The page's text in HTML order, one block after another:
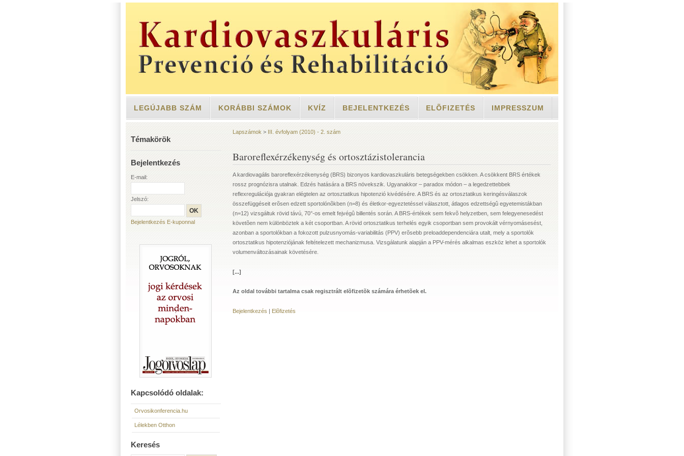
LEGÚJABB SZÁM KORÁBBI SZÁMOK KVÍZ BEJELENTKEZÉS ELÕFIZETÉS IMPRESSZUM
Témakörök
Bejelentkezés
E-mail:
Jelszó:
Bejelentkezés E-kuponnal
Kapcsolódó oldalak:
Orvosikonferencia.hu
Lélekben Otthon
Keresés
Lapszámok > III. évfolyam (2010) - 2. szám
Baroreflexérzékenység és ortosztázistolerancia
A kardiovagális baroreflexérzékenység (BRS) bizonyos kardiovaszkuláris betegségekben csökken. A csökkent BRS értékek
rossz prognózisra utalnak. Edzés hatására a BRS növekszik. Ugyanakkor – paradox módon – a legedzettebbek
reflexregulációja gyakran elégtelen az ortosztatikus hipotenzió kivédésére. A BRS és az ortosztatikus keringésválaszok
összefüggéseit erõsen edzett sportolónõkben (n=8) és életkor-egyeztetéssel választott, átlagos edzettségû egyetemistákban
(n=12) vizsgáltuk rövid távú, 70°-os emelt fejvégû billentés során. A BRS-értékek sem fekvõ helyzetben, sem felegyenesedést
követõen nem különböztek a két csoportban. A rövid ortosztatikus terhelés egyik csoportban sem provokált vérnyomásesést,
azonban a sportolókban a fokozott pulzusnyomás-variabilitás (PPV) erõsebb preloaddependenciára utalt, mely a sportolók
ortosztatikus hipotenziójának feltételezett mechanizmusa. Vizsgálatunk alapján a PPV-mérés alkalmas eszköz lehet a sportolók
volumenváltozásainak követésére.
[...]
Az oldal további tartalma csak regisztrált elõfizetõk számára érhetõek el.
Bejelentkezés | Elõfizetés